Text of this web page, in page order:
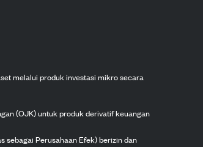
melalui produk investasi mikro secara
(OJK) untuk produk derivatif keuangan
sebagai Perusahaan Efek) berizin dan